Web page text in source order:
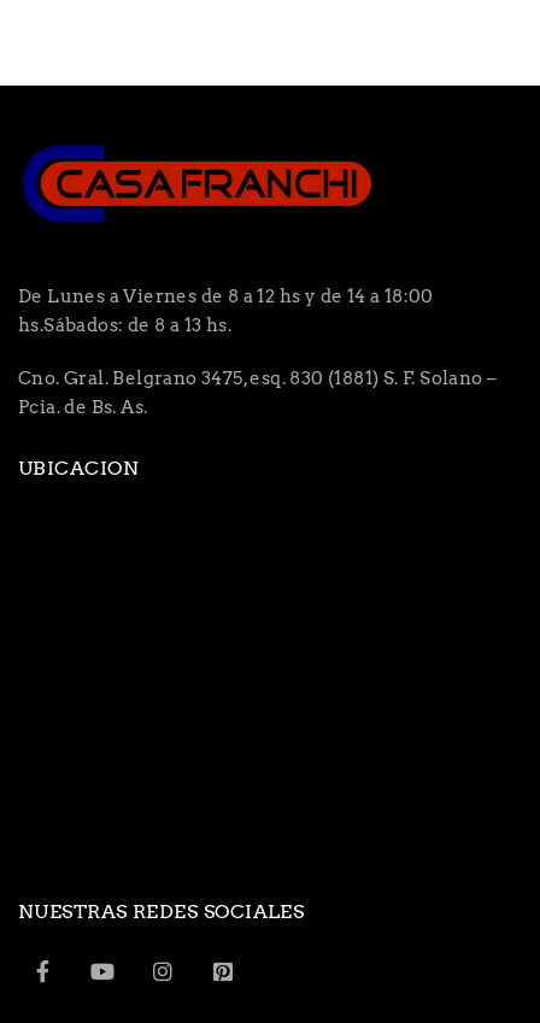
De Lunes a Viernes de 8 a 12 hs y de 14 a 18:00
hs.Sábados: de 8 a 13 hs.
Cno. Gral. Belgrano 3475, esq. 830 (1881) S. F. Solano –
Pcia. de Bs. As.
UBICACION
NUESTRAS REDES SOCIALES